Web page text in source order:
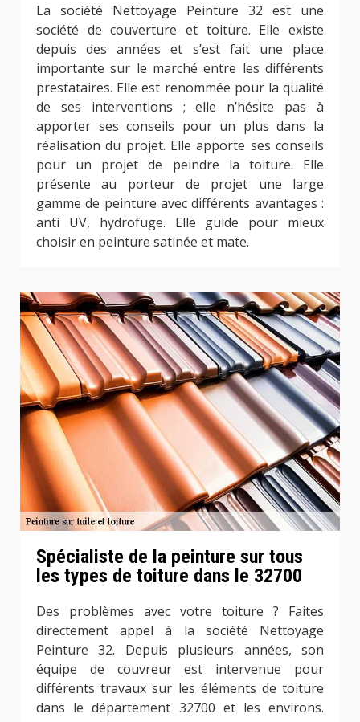
La société Nettoyage Peinture 32 est une
société de couverture et toiture. Elle existe
depuis des années et s’est fait une place
importante sur le marché entre les différents
prestataires. Elle est renommée pour la qualité
de ses interventions ; elle n’hésite pas à
apporter ses conseils pour un plus dans la
réalisation du projet. Elle apporte ses conseils
pour un projet de peindre la toiture. Elle
présente au porteur de projet une large
gamme de peinture avec différents avantages :
anti UV, hydrofuge. Elle guide pour mieux
choisir en peinture satinée et mate.
Spécialiste de la peinture sur tous
les types de toiture dans le 32700
Des problèmes avec votre toiture ? Faites
directement appel à la société Nettoyage
Peinture 32. Depuis plusieurs années, son
équipe de couvreur est intervenue pour
différents travaux sur les éléments de toiture
dans le département 32700 et les environs.